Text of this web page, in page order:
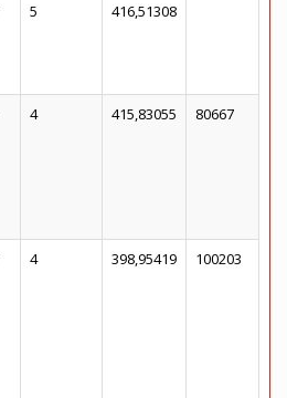
5 416,51308
4 415,83055 80667
4 398,95419 100203